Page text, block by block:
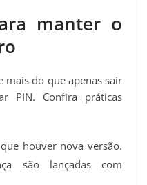
manter o
mais do que apenas sair
PIN. Confira práticas
houver nova versão.
são lançadas com